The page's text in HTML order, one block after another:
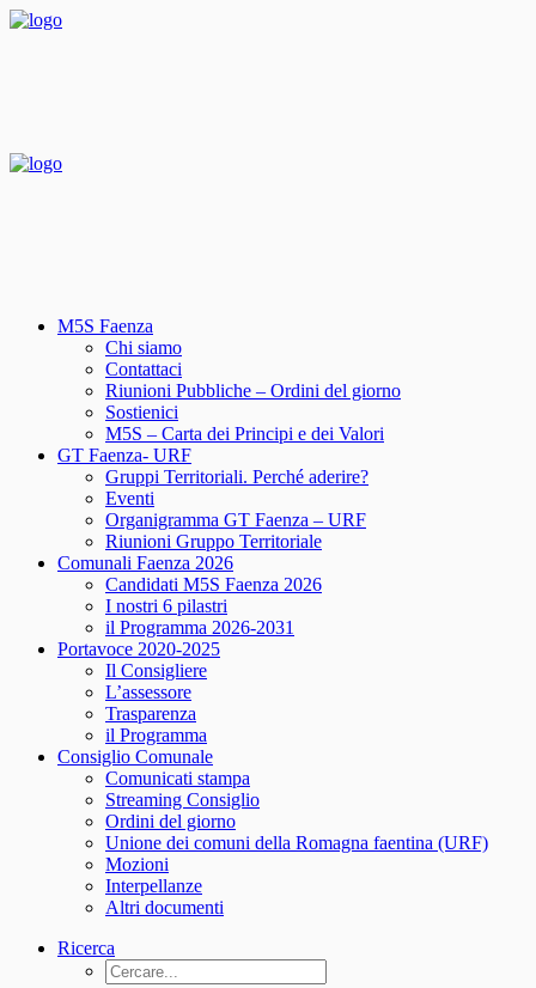
M5S Faenza
Chi siamo
Contattaci
Riunioni Pubbliche – Ordini del giorno
Sostienici
M5S – Carta dei Principi e dei Valori
GT Faenza- URF
Gruppi Territoriali. Perché aderire?
Eventi
Organigramma GT Faenza – URF
Riunioni Gruppo Territoriale
Comunali Faenza 2026
Candidati M5S Faenza 2026
I nostri 6 pilastri
il Programma 2026-2031
Portavoce 2020-2025
Il Consigliere
L’assessore
Trasparenza
il Programma
Consiglio Comunale
Comunicati stampa
Streaming Consiglio
Ordini del giorno
Unione dei comuni della Romagna faentina (URF)
Mozioni
Interpellanze
Altri documenti
Ricerca